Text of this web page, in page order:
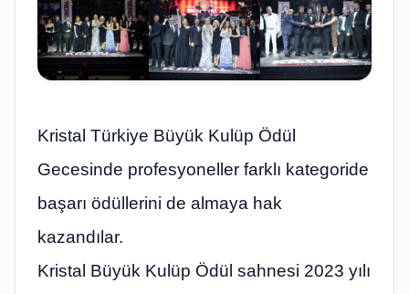
Kristal Türkiye Büyük Kulüp Ödül
Gecesinde profesyoneller farklı kategoride
başarı ödüllerini de almaya hak
kazandılar.
Kristal Büyük Kulüp Ödül sahnesi 2023 yılı